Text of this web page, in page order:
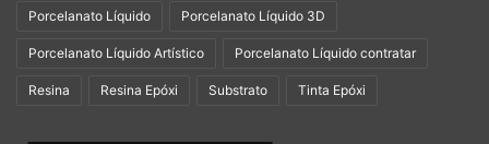
Porcelanato Líquido Porcelanato Líquido 3D
Porcelanato Líquido Artístico Porcelanato Líquido contratar
Resina Resina Epóxi Substrato Tinta Epóxi